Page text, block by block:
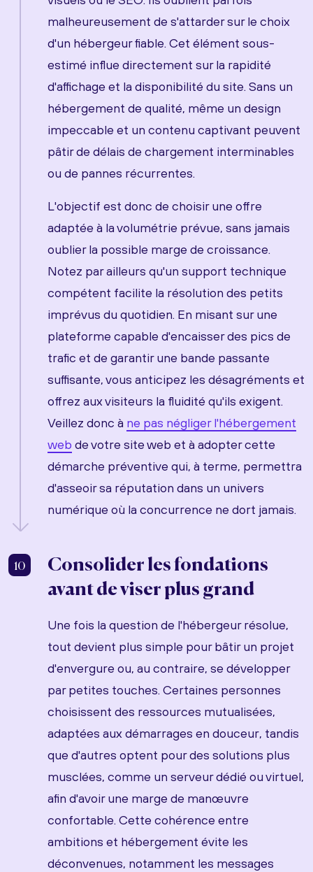
malheureusement de s'attarder sur le choix
d'un hébergeur fiable. Cet élément sous-
estimé influe directement sur la rapidité
d'affichage et la disponibilité du site. Sans un
hébergement de qualité, même un design
impeccable et un contenu captivant peuvent
pâtir de délais de chargement interminables
ou de pannes récurrentes.
L'objectif est donc de choisir une offre
adaptée à la volumétrie prévue, sans jamais
oublier la possible marge de croissance.
Notez par ailleurs qu'un support technique
compétent facilite la résolution des petits
imprévus du quotidien. En misant sur une
plateforme capable d'encaisser des pics de
trafic et de garantir une bande passante
suffisante, vous anticipez les désagréments et
offrez aux visiteurs la fluidité qu'ils exigent.
Veillez donc à ne pas négliger l'hébergement
web de votre site web et à adopter cette
démarche préventive qui, à terme, permettra
d'asseoir sa réputation dans un univers
numérique où la concurrence ne dort jamais.
10
Consolider les fondations
avant de viser plus grand
Une fois la question de l'hébergeur résolue,
tout devient plus simple pour bâtir un projet
d'envergure ou, au contraire, se développer
par petites touches. Certaines personnes
choisissent des ressources mutualisées,
adaptées aux démarrages en douceur, tandis
que d'autres optent pour des solutions plus
musclées, comme un serveur dédié ou virtuel,
afin d'avoir une marge de manœuvre
confortable. Cette cohérence entre
ambitions et hébergement évite les
déconvenues, notamment les messages